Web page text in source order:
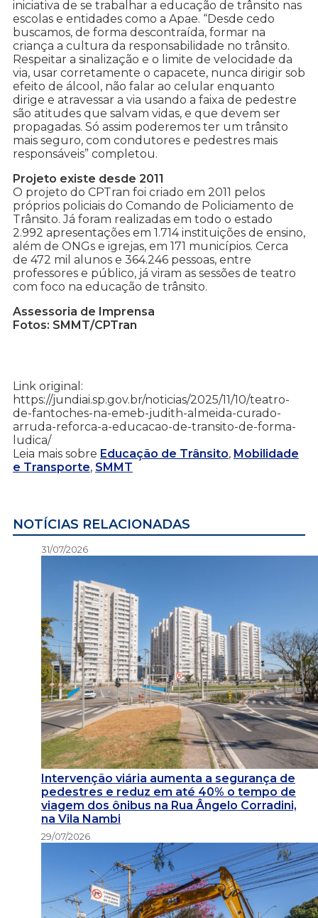
iniciativa de se trabalhar a educação de trânsito nas
escolas e entidades como a Apae. “Desde cedo
buscamos, de forma descontraída, formar na
criança a cultura da responsabilidade no trânsito.
Respeitar a sinalização e o limite de velocidade da
via, usar corretamente o capacete, nunca dirigir sob
efeito de álcool, não falar ao celular enquanto
dirige e atravessar a via usando a faixa de pedestre
são atitudes que salvam vidas, e que devem ser
propagadas. Só assim poderemos ter um trânsito
mais seguro, com condutores e pedestres mais
responsáveis” completou.
Projeto existe desde 2011
O projeto do CPTran foi criado em 2011 pelos
próprios policiais do Comando de Policiamento de
Trânsito. Já foram realizadas em todo o estado
2.992 apresentações em 1.714 instituições de ensino,
além de ONGs e igrejas, em 171 municípios. Cerca
de 472 mil alunos e 364.246 pessoas, entre
professores e público, já viram as sessões de teatro
com foco na educação de trânsito.
Assessoria de Imprensa
Fotos: SMMT/CPTran
Link original:
https://jundiai.sp.gov.br/noticias/2025/11/10/teatro-
de-fantoches-na-emeb-judith-almeida-curado-
arruda-reforca-a-educacao-de-transito-de-forma-
ludica/
Leia mais sobre Educação de Trânsito, Mobilidade
e Transporte, SMMT
NOTÍCIAS RELACIONADAS
31/07/2026
Intervenção viária aumenta a segurança de
pedestres e reduz em até 40% o tempo de
viagem dos ônibus na Rua Ângelo Corradini,
na Vila Nambi
29/07/2026